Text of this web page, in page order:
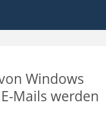
Windows
Mails werden